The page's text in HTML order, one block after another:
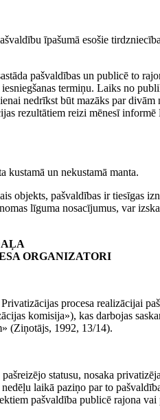
īpašumā esošie
pašvaldības un publicē to
termiņu. Laiks no
nedrīkst būt mazāks par divām
rezultātiem reizi mēnesī informē
kustamā un nekustamā manta.
objekts, pašvaldības ir tiesīgas
līguma nosacījumus, var
ORGANIZATORI
procesa realizācijai
komisija»), kas darbojas
(Ziņotājs, 1992, 13/14).
statusu, nosaka
laikā paziņo par to
pašvaldība publicē rajona vai